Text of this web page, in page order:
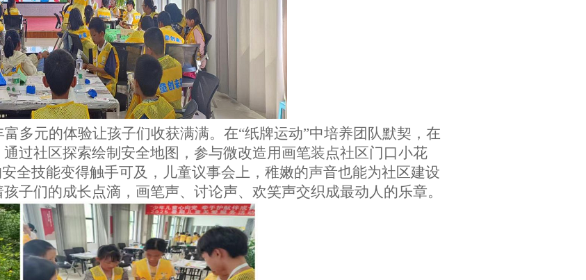
多元的体验让孩子们收获满满。在“纸牌运动”中培养团队默契，在
过社区探索绘制安全地图，参与微改造用画笔装点社区门口小花
全技能变得触手可及，儿童议事会上，稚嫩的声音也能为社区建设
子们的成长点滴，画笔声、讨论声、欢笑声交织成最动人的乐章。